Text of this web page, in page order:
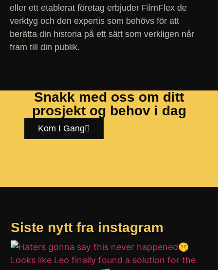
eller ett etablerat företag erbjuder FilmFlex de
verktyg och den expertis som behövs för att
berätta din historia på ett sätt som verkligen når
fram till din publik.
Snakk med oss om ditt
prosjekt og behov i dag
Kom I Gang
Siste nytt fra instagram